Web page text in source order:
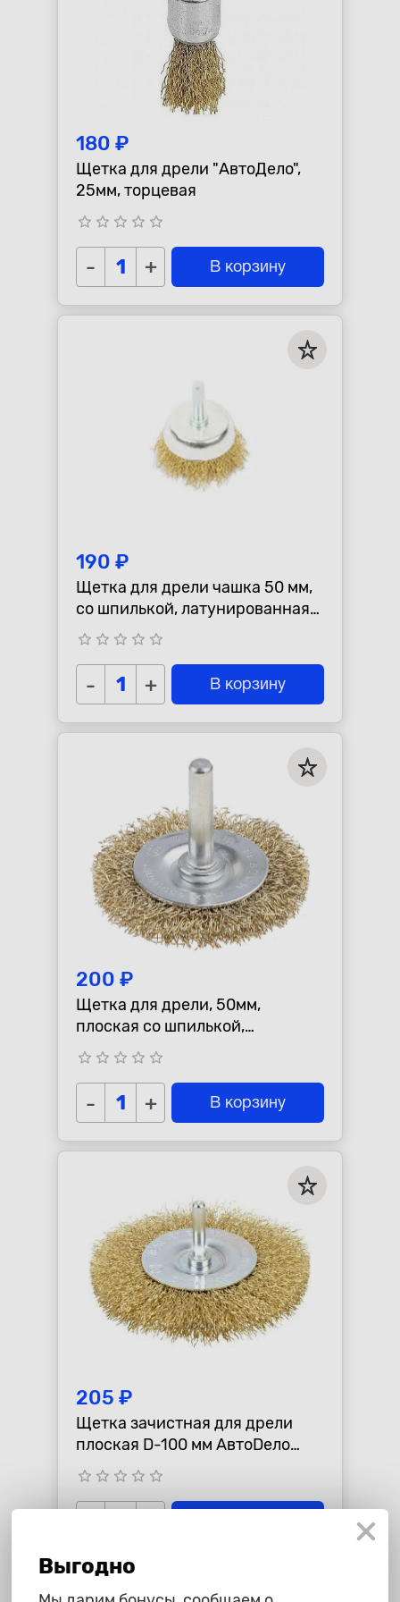
180 ₽
Щетка для дрели "АвтоДело",
25мм, торцевая
star_border star_border star_border star_border star_border
- + В корзину
190 ₽
Щетка для дрели чашка 50 мм,
со шпилькой, латунированная
проволока d=0.3мм, 4500 об/
мин ARNEZI R8041
star_border star_border star_border star_border star_border
- + В корзину
200 ₽
Щетка для дрели, 50мм,
плоская со шпилькой,
латунированная витая
проволока
star_border star_border star_border star_border star_border
- + В корзину
205 ₽
Щетка зачистная для дрели
плоская D-100 мм АвтоDело
44037
star_border star_border star_border star_border star_border
Выгодно